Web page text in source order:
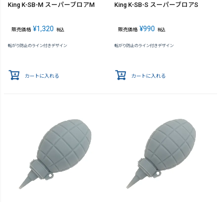
King K-SB-M スーパーブロアM
販売価格 ¥1,320 税込
転がり防止のライン付きデザイン
カートに入れる
King K-SB-S スーパーブロアS
販売価格 ¥990 税込
転がり防止のライン付きデザイン
カートに入れる